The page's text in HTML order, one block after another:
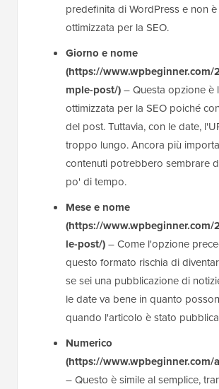
predefinita di WordPress e non
ottimizzata per la SEO.
Giorno e nome
(https://www.wpbeginner.com/
mple-post/)– Questa opzione è
ottimizzata per la SEO poiché
del post. Tuttavia, con le date,
troppo lungo. Ancora più
contenuti potrebbero sembrare
po' di tempo.
Mese e nome
(https://www.wpbeginner.com/
le-post/)– Come l'opzione
questo formato rischia di
se sei una pubblicazione di
le date va bene in quanto
quando l'articolo è stato
Numerico
(https://www.wpbeginner.com/
– Questo è simile al semplice,